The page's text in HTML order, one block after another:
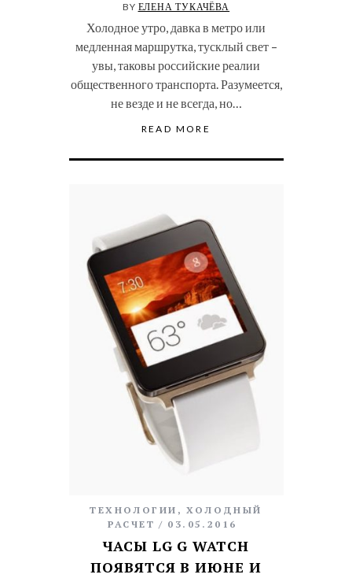
BY ЕЛЕНА ТУКАЧЁВА
Холодное утро, давка в метро или
медленная маршрутка, тусклый свет –
увы, таковы российские реалии
общественного транспорта. Разумеется,
не везде и не всегда, но…
READ MORE
ТЕХНОЛОГИИ ,ХОЛОДНЫЙ
РАСЧЕТ
03.05.2016
ЧАСЫ LG G WATCH
ПОЯВЯТСЯ В ИЮНЕ И